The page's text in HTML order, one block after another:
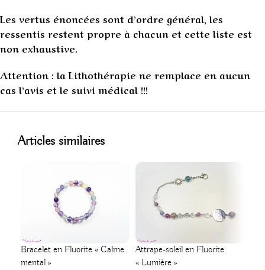
Les vertus énoncées sont d’ordre général, les
ressentis restent propre à chacun et cette liste est
non exhaustive.
Attention : la Lithothérapie ne remplace en aucun
cas l’avis et le suivi médical !!!
Articles similaires
Bracelet en Fluorite « Calme
mental »
Attrape-soleil en Fluorite
« Lumière »